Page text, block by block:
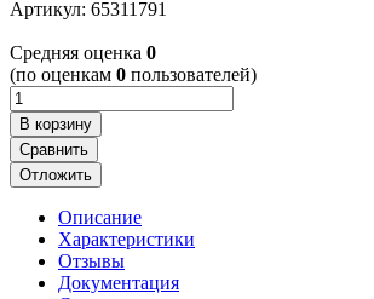
Артикул: 65311791
Cредняя оценка 0
(по оценкам 0 пользователей)
В корзину
Сравнить
Отложить
Описание
Характеристики
Отзывы
Документация